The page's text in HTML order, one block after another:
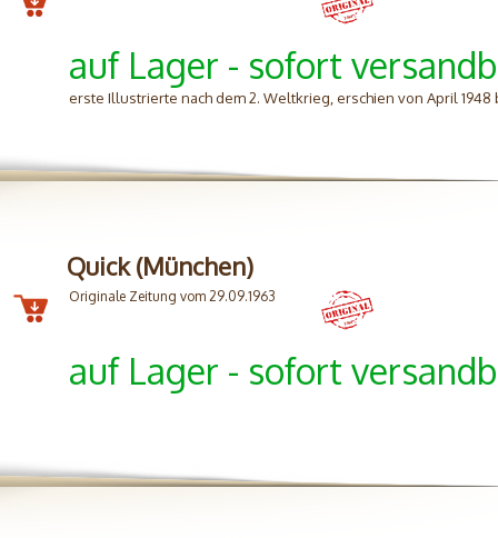
auf Lager - sofort
erste Illustrierte nach dem 2. Weltkrieg, erschien von April
Quick (München)
Originale Zeitung vom 29.09.1963
auf Lager - sofort